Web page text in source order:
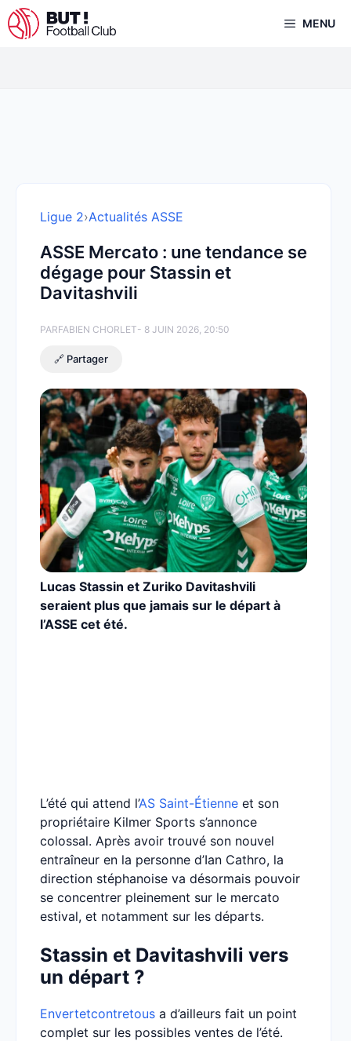
Aller
au
MENU
Ligue 2›Actualités ASSE
ASSE Mercato : une tendance se
dégage pour Stassin et
Davitashvili
PARFABIEN CHORLET- 8 JUIN 2026, 20:50
🔗 Partager
Lucas Stassin et Zuriko Davitashvili
seraient plus que jamais sur le départ à
l’ASSE cet été.
L’été qui attend l’AS Saint-Étienne et son
propriétaire Kilmer Sports s’annonce
colossal. Après avoir trouvé son nouvel
entraîneur en la personne d’Ian Cathro, la
direction stéphanoise va désormais pouvoir
se concentrer pleinement sur le mercato
estival, et notamment sur les départs.
Stassin et Davitashvili vers
un départ ?
Envertetcontretous a d’ailleurs fait un point
complet sur les possibles ventes de l’été.